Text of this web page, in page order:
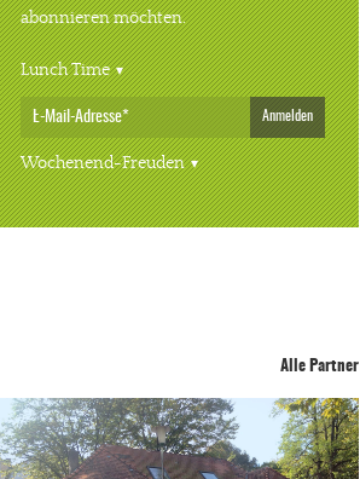
abonnieren möchten.
Lunch Time
Anmelden
Wochenend-Freuden
Alle Partner